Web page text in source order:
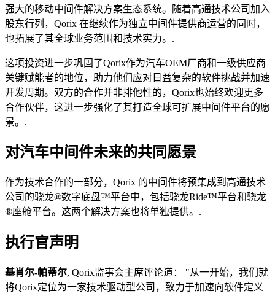
强大的移动中间件解决方案生态系统。随着高通技术公司加入
股东行列，Qorix 在继续作为独立中间件提供商运营的同时，
也拓展了其全球业务范围和技术实力。.
这项投资进一步巩固了Qorix作为汽车OEM厂商和一级供应商
关键赋能者的地位，助力他们应对日益复杂的软件挑战并加速
开发周期。双方的合作并非排他性的，Qorix也始终欢迎更多
合作伙伴，这进一步强化了其打造全球可扩展中间件平台的愿
景。.
对汽车中间件未来的共同愿景
作为技术合作的一部分，Qorix 的中间件将预集成到高通技术
公司的骁龙®数字底盘™平台中，包括骁龙Ride™平台和骁龙
®座舱平台。这两个解决方案也将单独提供。.
执行官声明
基肖尔-帕蒂尔, Qorix监事会主席评论道：
从一开始，我们就
将Qorix定位为一家技术驱动型公司，致力于加速向软件定义